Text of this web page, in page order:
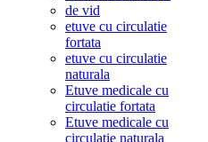
de vid
etuve cu circulatie
fortata
etuve cu circulatie
naturala
Etuve medicale cu
circulatie fortata
Etuve medicale cu
circulatie naturala